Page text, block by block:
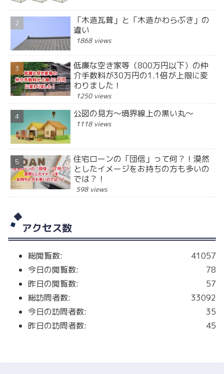
「木造瓦葺」と「木造かわらぶき」の
違い
1868 views
低廉な空き家等（800万円以下）の仲
介手数料が30万円の1.1倍が上限に変
わりました！
1250 views
公図の見方～境界線上の黒い丸～
1118 views
住宅ローンの「団信」って何？！漠然
としたイメージをお持ちの方も多いの
では？！
598 views
アクセス数
41057
総閲覧数:
78
今日の閲覧数:
57
昨日の閲覧数:
33092
総訪問者数:
35
今日の訪問者数:
45
昨日の訪問者数: